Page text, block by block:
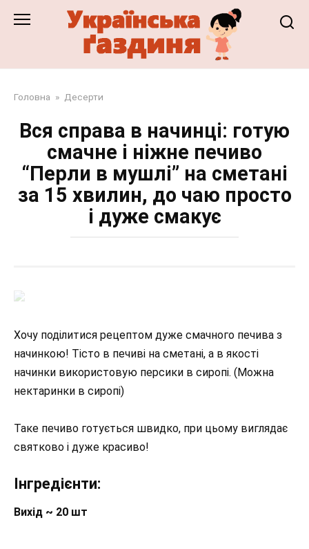
Головна » Десерти
Вся справа в начинці: готую
смачне і ніжне печиво
“Перли в мушлі” на сметані
за 15 хвилин, до чаю просто
і дуже смакує
Хочу поділитися рецептом дуже смачного печива з
начинкою! Тісто в печиві на сметані, а в якості
начинки використовую персики в сиропі. (Можна
нектаринки в сиропі)
Таке печиво готується швидко, при цьому виглядає
святково і дуже красиво!
Інгредієнти:
Вихід ~ 20 шт